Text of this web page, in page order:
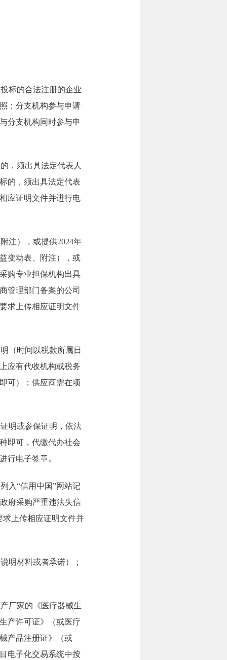
标的合法注册的企业
；分支机构参与申请
分支机构同时参与申
，须出具法定代表人
的，须出具法定代表
应证明文件并进行电
注），或提供2024年
变动表、附注），或
购专业担保机构出具
管理部门备案的公司
求上传相应证明文件
（时间以税款所属日
应有代收机构或税务
可）；供应商需在项
明或参保证明，依法
即可，代缴代办社会
行电子签章。
入“信用中国”网站记
府采购严重违法失信
求上传相应证明文件并
明材料或者承诺）；
厂家的《医疗器械生
产许可证》（或医疗
产品注册证》（或
电子化交易系统中按